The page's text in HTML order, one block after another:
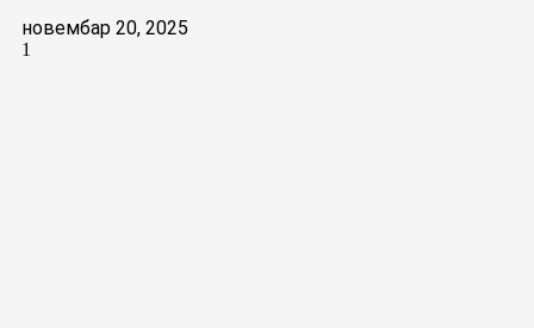
новембар 20, 2025